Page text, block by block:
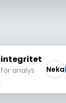
integritet
analys
Neka